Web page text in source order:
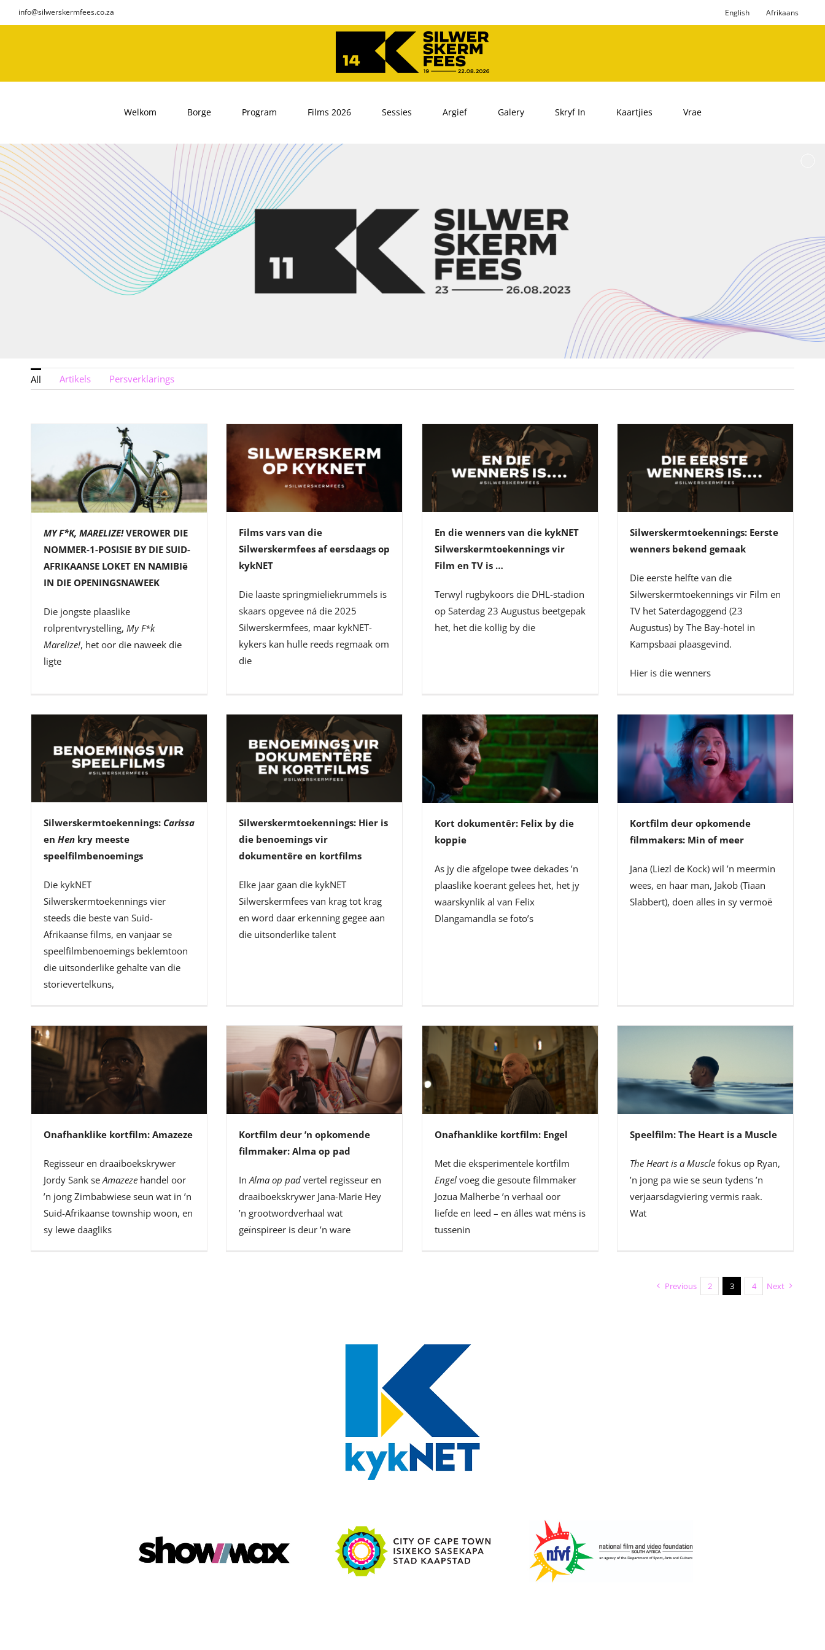
to
info@silwerskermfees.co.za English Afrikaans
Welkom Borge Program Films 2026 Sessies Argief Galery Skryf In Kaartjies Vrae
All Artikels Persverklarings
MY F*K, MARELIZE!VEROWER DIE
NOMMER-1-POSISIE BY DIE SUID-
AFRIKAANSE LOKET EN NAMIBIë
IN DIE OPENINGSNAWEEK
Die jongste plaaslike
rolprentvrystelling, My F*k
Marelize!, het oor die naweek die
ligte
Films vars van die
Silwerskermfees af eersdaags op
kykNET
Die laaste springmieliekrummels is
skaars opgevee ná die 2025
Silwerskermfees, maar kykNET-
kykers kan hulle reeds regmaak om
die
En die wenners van die kykNET
Silwerskermtoekennings vir
Film en TV is …
Terwyl rugbykoors die DHL-stadion
op Saterdag 23 Augustus beetgepak
het, het die kollig by die
Silwerskermtoekennings: Eerste
wenners bekend gemaak
Die eerste helfte van die
Silwerskermtoekennings vir Film en
TV het Saterdagoggend (23
Augustus) by The Bay-hotel in
Kampsbaai plaasgevind.
Hier is die wenners
Silwerskermtoekennings: Carissa
en Hen kry meeste
speelfilmbenoemings
Die kykNET
Silwerskermtoekennings vier
steeds die beste van Suid-
Afrikaanse films, en vanjaar se
speelfilmbenoemings beklemtoon
die uitsonderlike gehalte van die
storievertelkuns,
Silwerskermtoekennings: Hier is
die benoemings vir
dokumentêre en kortfilms
Elke jaar gaan die kykNET
Silwerskermfees van krag tot krag
en word daar erkenning gegee aan
die uitsonderlike talent
Kort dokumentêr: Felix by die
koppie
As jy die afgelope twee dekades ’n
plaaslike koerant gelees het, het jy
waarskynlik al van Felix
Dlangamandla se foto’s
Kortfilm deur opkomende
filmmakers: Min of meer
Jana (Liezl de Kock) wil ’n meermin
wees, en haar man, Jakob (Tiaan
Slabbert), doen alles in sy vermoë
Onafhanklike kortfilm: Amazeze
Regisseur en draaiboekskrywer
Jordy Sank se Amazezehandel oor
’n jong Zimbabwiese seun wat in ’n
Suid-Afrikaanse township woon, en
sy lewe daagliks
Kortfilm deur ’n opkomende
filmmaker: Alma op pad
In Alma op padvertel regisseur en
draaiboekskrywer Jana-Marie Hey
’n grootwordverhaal wat
geïnspireer is deur ’n ware
Onafhanklike kortfilm: Engel
Met die eksperimentele kortfilm
Engelvoeg die gesoute filmmaker
Jozua Malherbe ’n verhaal oor
liefde en leed – en álles wat méns is
tussenin
Speelfilm: The Heart is a Muscle
The Heart is a Musclefokus op Ryan,
’n jong pa wie se seun tydens ’n
verjaarsdagviering vermis raak.
Wat
Previous 2 3 4 Next